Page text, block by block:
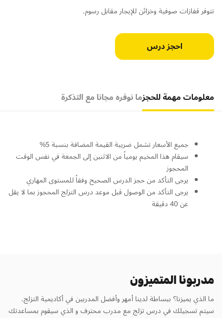
تتوفر قفازات صوفية وخزائن للإيجار مقابل رسوم.
احجز درس
معلومات مهمة للحجزما نوفره مجانا مع التذكرة
جميع الأسعار تشمل ضريبة القيمة المضافة بنسبة 5%
سيقام هذا المخيم يومياً من الاثنين إلى الجمعة في نفس الوقت
المحجوز
يرجى التأكد من حجز الدرس الصحيح وفقاً للمستوى المهاري
يرجى التأكد من الوصول قبل موعد درس التزلج المحجوز بما لا يقل
عن 40 دقيقة
مدربونا المتميزون
ما الذي يميزنا؟ ببساطة لدينا أمهر وأفضل المدربين في أكاديمية التزلج.
سيتم تسجيلك في درس تزلج مع مدرب محترف و الذي سيقوم بمساعدتك